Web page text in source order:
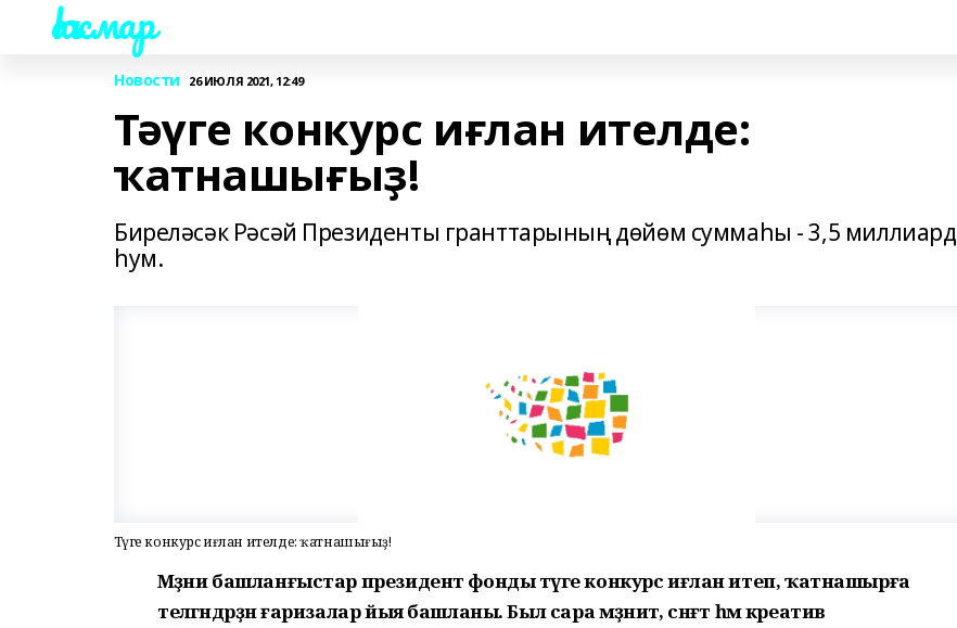
Һаҡмар
Новости 26 ИЮЛЯ 2021, 12:49
Тәүге конкурс иғлан ителде:
ҡатнашығыҙ!
Биреләсәк Рәсәй Президенты гранттарының дөйөм суммаһы - 3,5 миллиард
һум.
Тәүге конкурс иғлан ителде: ҡатнашығыҙ!
Мәҙәни башланғыстар президент фонды тәүге конкурс иғлан итеп, ҡатнашырға
теләгәндәрҙән ғаризалар йыя башланы. Был сара мәҙәниәт, сәнғәт һәм креатив